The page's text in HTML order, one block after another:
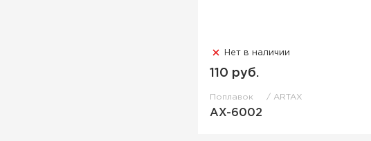
Нет в наличии
110 руб.
Поплавок ARTAX
AX-6002